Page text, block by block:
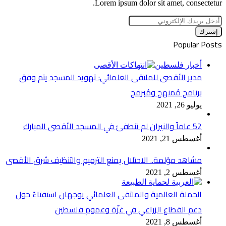
Lorem ipsum dolor sit amet, consectetur.
أدخل
بريدك
الإلكتروني
Popular Posts
أخبار فلسطين
مدير الأقصى للملتقى العلمائي: تهويد المسجد يتم وفق
برنامج مُمنهج ومُبرمج
يوليو 26, 2021
52 عاماً والنيران لم تنطفئ في المسجد الأقصى المبارك
أغسطس 21, 2021
مشاهد مؤلمة.. الاحتلال يمنع الترميم والتنظيف شرق الأقصى
أغسطس 2, 2021
الحملة العالمية والملتقى العلمائي يوجهان استفتاءً حول
دعم القطاع الزراعي في غزّة وعموم فلسطين
أغسطس 8, 2021